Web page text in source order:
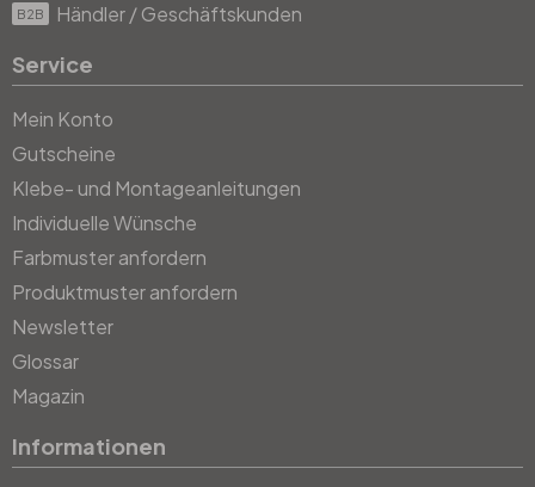
B2B Händler / Geschäftskunden
Service
Mein Konto
Gutscheine
Klebe- und Montageanleitungen
Individuelle Wünsche
Farbmuster anfordern
Produktmuster anfordern
Newsletter
Glossar
Magazin
Informationen